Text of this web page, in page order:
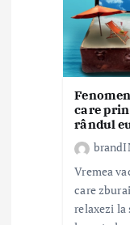
care
rândul
Vremea
care
relaxezi la